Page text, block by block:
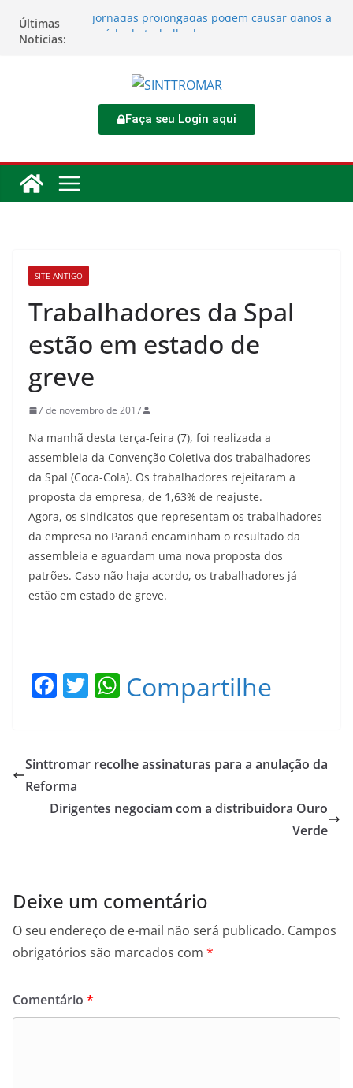
Últimas
Notícias:
Jornadas prolongadas podem causar danos à
Sinttromar garante acordo de R$ 1,7 milhão e
corrige direitos de motoristas da
Transcocamar
dos trabalhadores
Faça seu Login aqui
SITE ANTIGO
Trabalhadores da Spal
estão em estado de
greve
7 de novembro de 2017
Na manhã desta terça-feira (7), foi realizada a
assembleia da Convenção Coletiva dos trabalhadores
da Spal (Coca-Cola). Os trabalhadores rejeitaram a
proposta da empresa, de 1,63% de reajuste.
Agora, os sindicatos que representam os trabalhadores
da empresa no Paraná encaminham o resultado da
assembleia e aguardam uma nova proposta dos
patrões. Caso não haja acordo, os trabalhadores já
estão em estado de greve.
F
e
b
o
T
er
W
s
p
Compartilhe
Sinttromar recolhe assinaturas para a anulação da
Reforma
Dirigentes negociam com a distribuidora Ouro
Verde
Deixe um comentário
O seu endereço de e-mail não será publicado. Campos
obrigatórios são marcados com *
Comentário *